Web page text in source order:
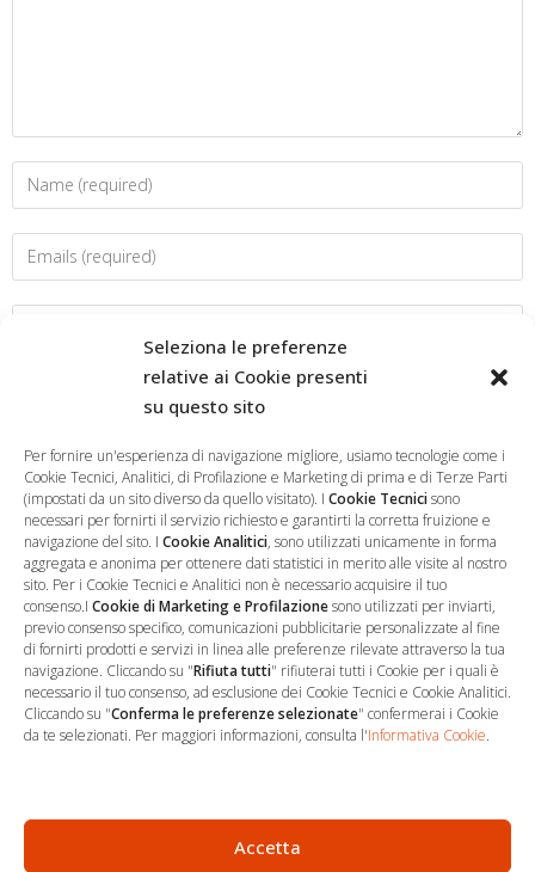
Seleziona le preferenze
relative ai Cookie presenti
su questo sito
Per fornire un'esperienza di navigazione migliore, usiamo tecnologie come i
Cookie Tecnici, Analitici, di Profilazione e Marketing di prima e di Terze Parti
(impostati da un sito diverso da quello visitato). I Cookie Tecnicisono
necessari per fornirti il servizio richiesto e garantirti la corretta fruizione e
navigazione del sito. I Cookie Analitici, sono utilizzati unicamente in forma
aggregata e anonima per ottenere dati statistici in merito alle visite al nostro
sito. Per i Cookie Tecnici e Analitici non è necessario acquisire il tuo
consenso.I Cookie di Marketing e Profilazionesono utilizzati per inviarti,
previo consenso specifico, comunicazioni pubblicitarie personalizzate al fine
di fornirti prodotti e servizi in linea alle preferenze rilevate attraverso la tua
navigazione. Cliccando su "Rifiuta tutti" rifiuterai tutti i Cookie per i quali è
necessario il tuo consenso, ad esclusione dei Cookie Tecnici e Cookie Analitici.
Cliccando su "Conferma le preferenze selezionate" confermerai i Cookie
da te selezionati. Per maggiori informazioni, consulta l'Informativa Cookie.
Accetta
Salva il mio nome, email e sito web in questo browser per la
prossima volta che commento.
… Sede Operativa
06 9522 7890